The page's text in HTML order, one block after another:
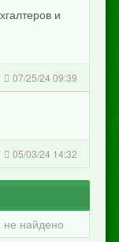
и
07/25/24 09:39
05/03/24 14:32
найдено